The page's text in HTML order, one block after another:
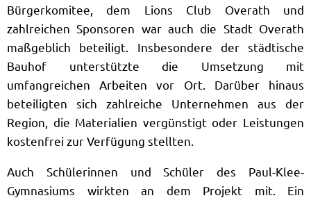
Bürgerkomitee, dem Lions Club Overath und
zahlreichen Sponsoren war auch die Stadt Overath
maßgeblich beteiligt. Insbesondere der städtische
Bauhof unterstützte die Umsetzung mit
umfangreichen Arbeiten vor Ort. Darüber hinaus
beteiligten sich zahlreiche Unternehmen aus der
Region, die Materialien vergünstigt oder Leistungen
kostenfrei zur Verfügung stellten.
Auch Schülerinnen und Schüler des Paul-Klee-
Gymnasiums wirkten an dem Projekt mit. Ein